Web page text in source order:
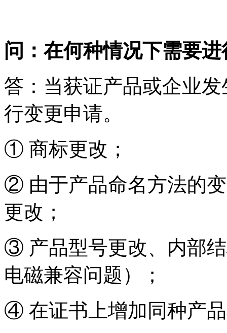
问：在何种情况下需要
答：当获证产品或企业
行变更申请。
① 商标更改；
② 由于产品命名方法的
更改；
③ 产品型号更改、内部
电磁兼容问题）；
④ 在证书上增加同种产